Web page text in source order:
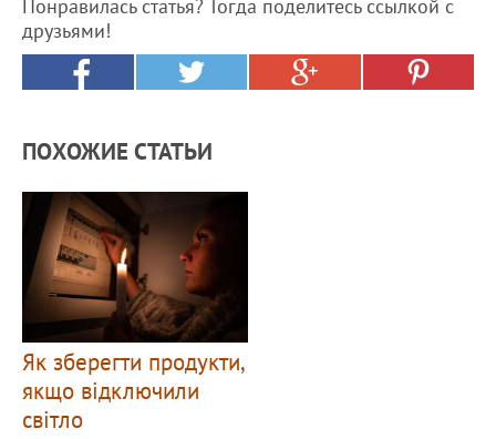
Понравилась статья? Тогда поделитесь ссылкой с
друзьями!
ПОХОЖИЕ СТАТЬИ
Як зберегти продукти,
якщо відключили
світло